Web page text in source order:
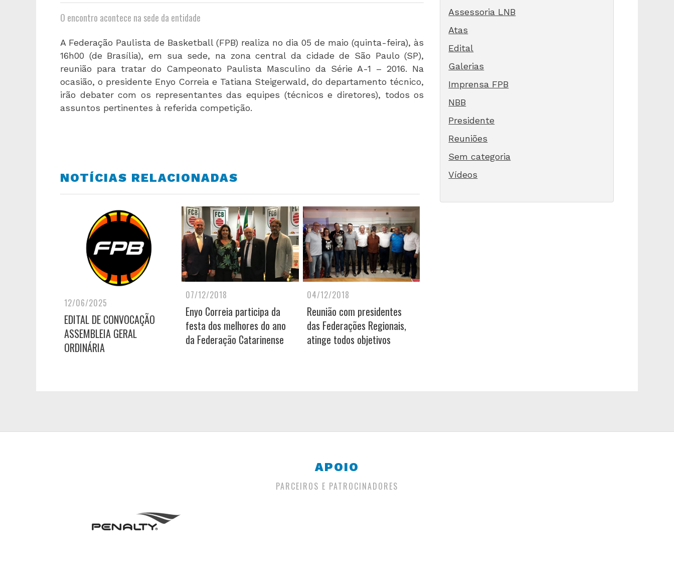
O encontro acontece na sede da entidade
A Federação Paulista de Basketball (FPB) realiza no dia 05 de maio (quinta-feira), às
16h00 (de Brasília), em sua sede, na zona central da cidade de São Paulo (SP),
reunião para tratar do Campeonato Paulista Masculino da Série A-1 – 2016. Na
ocasião, o presidente Enyo Correia e Tatiana Steigerwald, do departamento técnico,
irão debater com os representantes das equipes (técnicos e diretores), todos os
assuntos pertinentes à referida competição.
NOTÍCIAS RELACIONADAS
12/06/2025
EDITAL DE CONVOCAÇÃO
ASSEMBLEIA GERAL
ORDINÁRIA
07/12/2018
Enyo Correia participa da
festa dos melhores do ano
da Federação Catarinense
04/12/2018
Reunião com presidentes
das Federações Regionais,
atinge todos objetivos
Assessoria LNB
Atas
Edital
Galerias
Imprensa FPB
NBB
Presidente
Reuniões
Sem categoria
Vídeos
APOIO
PARCEIROS E PATROCINADORES